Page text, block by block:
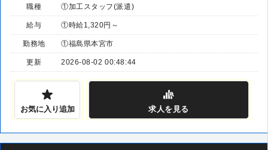
職種 ①加工スタッフ(派遣)
給与 ①時給1,320円～
勤務地 ①福島県本宮市
更新 2026-08-02 00:48:44
お気に入り追加 求人を見る